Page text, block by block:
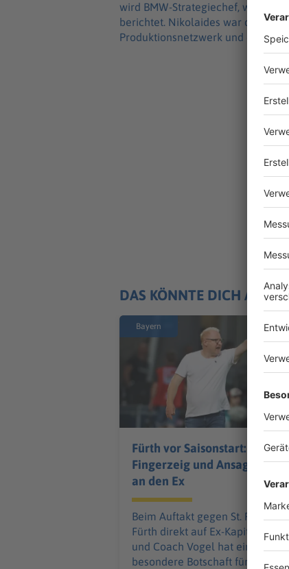
wird BMW-Strategiechef, wie ein
berichtet. Nikolaides war
Produktionsnetzwerk und die
DAS KÖNNTE DICH AUCH
Bayern
Fürth vor Saisonstart:
Fingerzeig und Ansage
an den Ex
Beim Auftakt gegen St. Pauli trifft
Fürth direkt auf Ex-Kapitän
und Coach Vogel hat eine
besondere Botschaft für ihn.